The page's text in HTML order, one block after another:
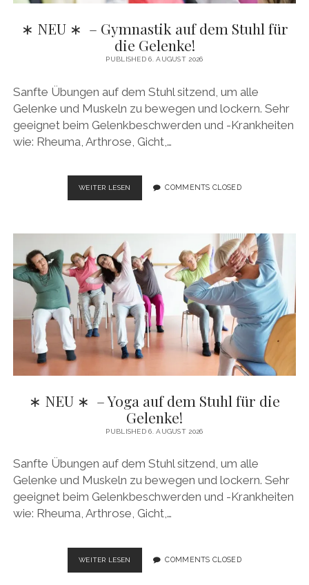
∗ NEU ∗ – Gymnastik auf dem Stuhl für
die Gelenke!
PUBLISHED 6. AUGUST 2026
Sanfte Übungen auf dem Stuhl sitzend, um alle
Gelenke und Muskeln zu bewegen und lockern. Sehr
geeignet beim Gelenkbeschwerden und -Krankheiten
wie: Rheuma, Arthrose, Gicht,…
WEITER LESEN
NEU ∗
STUHL
FÜR
DIE
GELENKE!
COMMENTS CLOSED
∗ NEU ∗ – Yoga auf dem Stuhl für die
Gelenke!
PUBLISHED 6. AUGUST 2026
Sanfte Übungen auf dem Stuhl sitzend, um alle
Gelenke und Muskeln zu bewegen und lockern. Sehr
geeignet beim Gelenkbeschwerden und -Krankheiten
wie: Rheuma, Arthrose, Gicht,…
WEITER LESEN
NEU ∗
COMMENTS CLOSED